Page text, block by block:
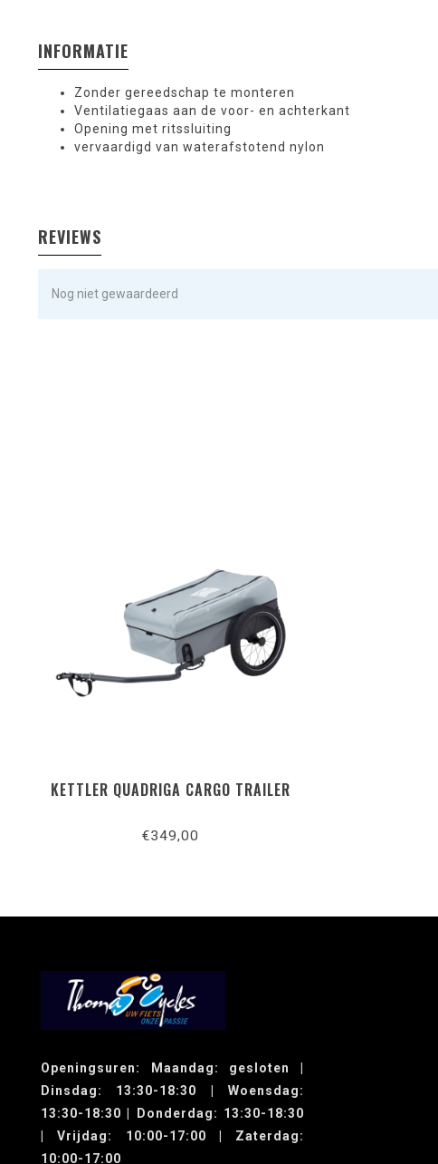
INFORMATIE
Zonder gereedschap te monteren
Ventilatiegaas aan de voor- en achterkant
Opening met ritssluiting
vervaardigd van waterafstotend nylon
REVIEWS
Nog niet gewaardeerd
KETTLER QUADRIGA CARGO TRAILER
€349,00
Openingsuren: Maandag: gesloten |
Dinsdag: 13:30-18:30 | Woensdag:
13:30-18:30 | Donderdag: 13:30-18:30
| Vrijdag: 10:00-17:00 | Zaterdag:
10:00-17:00